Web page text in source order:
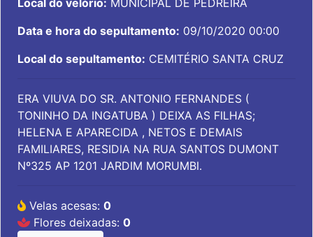
Data e hora do sepultamento: 09/10/2020 00:00
Local do sepultamento: CEMITÉRIO SANTA CRUZ
ERA VIUVA DO SR. ANTONIO FERNANDES (
TONINHO DA INGATUBA ) DEIXA AS FILHAS;
HELENA E APARECIDA , NETOS E DEMAIS
FAMILIARES, RESIDIA NA RUA SANTOS DUMONT
Nº325 AP 1201 JARDIM MORUMBI.
Velas acesas: 0
Flores deixadas: 0